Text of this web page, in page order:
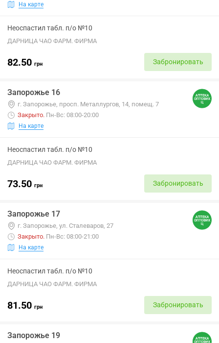
На карте
Неоспастил табл. п/о №10
ДАРНИЦА ЧАО ФАРМ. ФИРМА
82.50 грн Забронировать
Запорожье 16
г. Запорожье, просп. Металлургов, 14, помещ. 7
Закрыто. Пн-Вс: 08:00-20:00
На карте
Неоспастил табл. п/о №10
ДАРНИЦА ЧАО ФАРМ. ФИРМА
73.50 грн Забронировать
Запорожье 17
г. Запорожье, ул. Сталеваров, 27
Закрыто. Пн-Вс: 08:00-21:00
На карте
Неоспастил табл. п/о №10
ДАРНИЦА ЧАО ФАРМ. ФИРМА
81.50 грн Забронировать
Запорожье 19